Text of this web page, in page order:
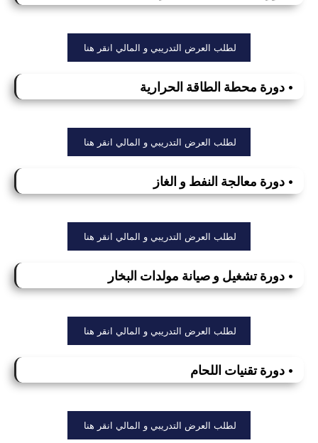
لطلب العرض التدريبي و المالي انقر هنا
• دورة محطة الطاقة الحرارية
لطلب العرض التدريبي و المالي انقر هنا
• دورة معالجة النفط و الغاز
لطلب العرض التدريبي و المالي انقر هنا
• دورة تشغيل و صيانة مولدات البخار
لطلب العرض التدريبي و المالي انقر هنا
• دورة تقنيات اللحام
لطلب العرض التدريبي و المالي انقر هنا